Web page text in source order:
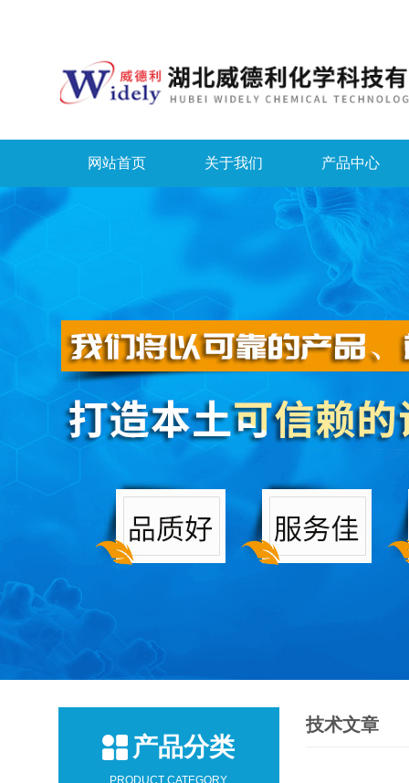
网站首页 关于我们 产品中心
产品分类
PRODUCT CATEGORY
技术文章